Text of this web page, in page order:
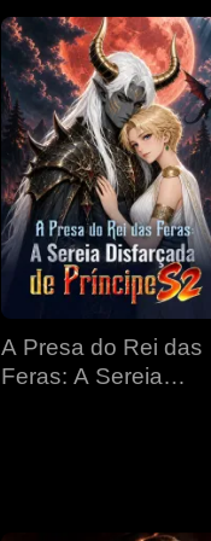
A Presa do Rei das
Feras: A Sereia